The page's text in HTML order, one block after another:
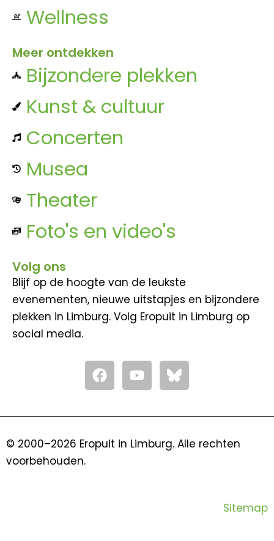
Wellness
Meer ontdekken
Bijzondere plekken
Kunst & cultuur
Concerten
Musea
Theater
Foto's en video's
Volg ons
Blijf op de hoogte van de leukste
evenementen, nieuwe uitstapjes en bijzondere
plekken in Limburg. Volg Eropuit in Limburg op
social media.
F
a
c
o
Y
o
u
b
© 2000–2026 Eropuit in Limburg. Alle rechten
voorbehouden.
Sitemap